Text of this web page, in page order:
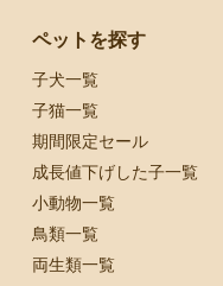
ペットを探す
子犬一覧
子猫一覧
期間限定セール
成長値下げした子一覧
小動物一覧
鳥類一覧
両生類一覧